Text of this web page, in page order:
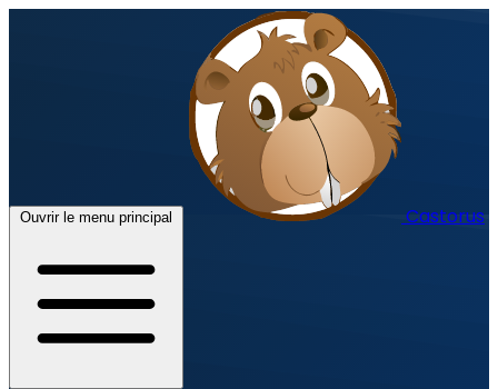
Ouvrir le menu principal Castorus